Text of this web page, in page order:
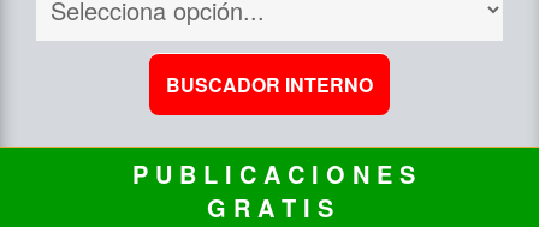
P U B L I C A C I O N E S
G R A T I S